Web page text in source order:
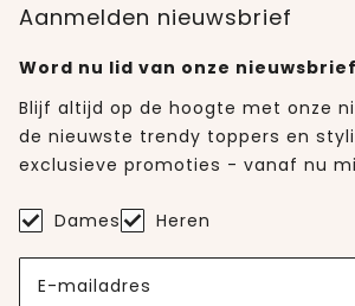
Aanmelden nieuwsbrief
Word nu lid van onze
Blijf altijd op de hoogte met onze
de nieuwste trendy toppers en
exclusieve promoties - vanaf nu
Dames Heren
E-mailadres